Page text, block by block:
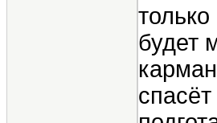
будет